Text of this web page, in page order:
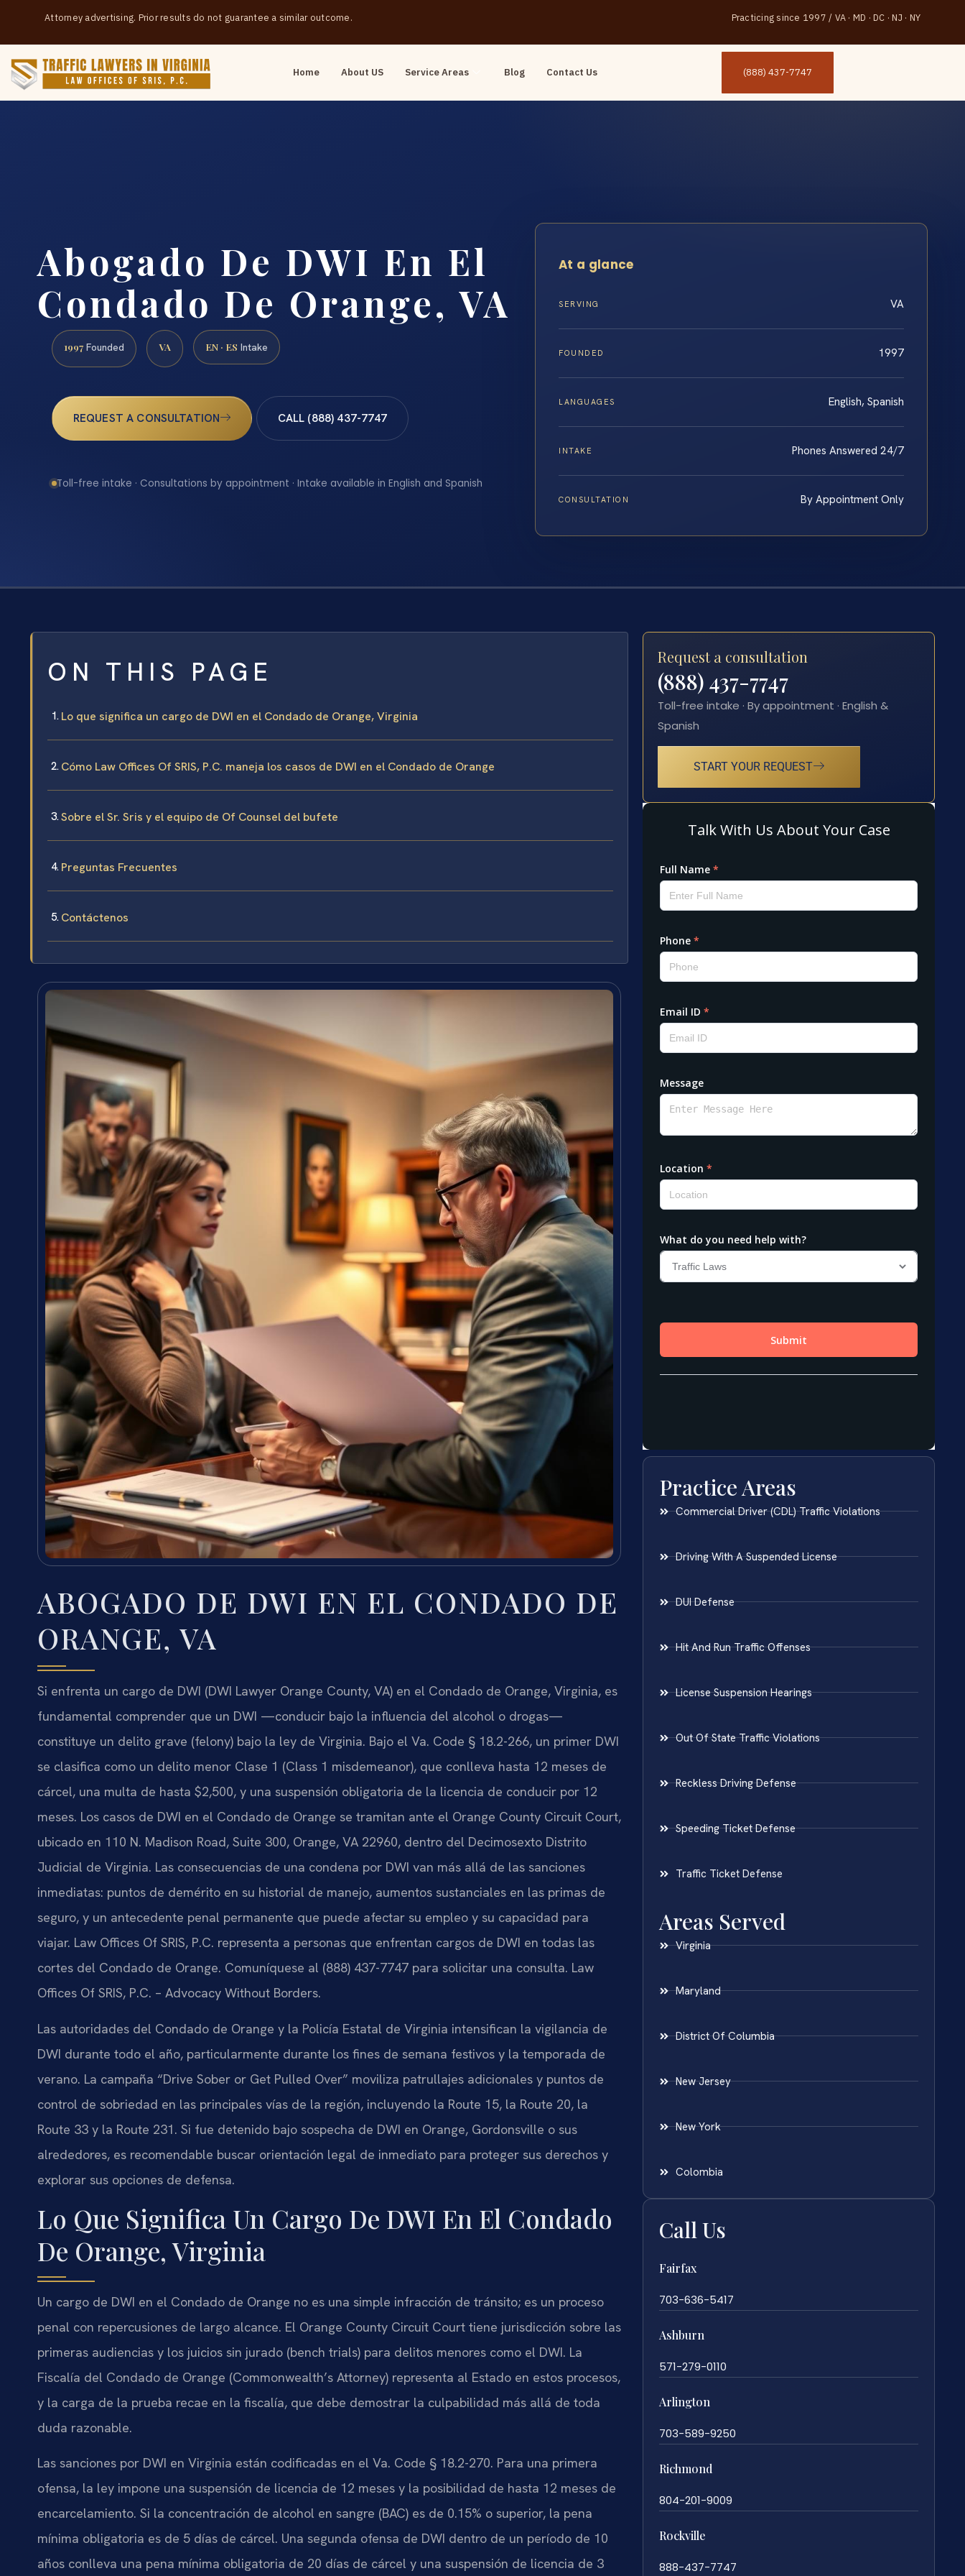
Attorney advertising. Prior results do not guarantee a similar outcome. Practicing since 1997 / VA · MD · DC · NJ · NY
Home About US Service Areas Blog Contact Us (888) 437-7747
Abogado De DWI En El
Condado De Orange, VA
1997 Founded VA EN · ES Intake
REQUEST A CONSULTATION CALL (888) 437-7747
Toll-free intake · Consultations by appointment · Intake available in English and Spanish
At a glance
SERVING VA
FOUNDED 1997
LANGUAGES English, Spanish
INTAKE Phones Answered 24/7
CONSULTATION By Appointment Only
ON THIS PAGE
Lo que significa un cargo de DWI en el Condado de Orange, Virginia
Cómo Law Offices Of SRIS, P.C. maneja los casos de DWI en el Condado de Orange
Sobre el Sr. Sris y el equipo de Of Counsel del bufete
Preguntas Frecuentes
Contáctenos
ABOGADO DE DWI EN EL CONDADO DE
ORANGE, VA
Si enfrenta un cargo de DWI (DWI Lawyer Orange County, VA) en el Condado de Orange, Virginia, es
fundamental comprender que un DWI —conducir bajo la influencia del alcohol o drogas—
constituye un delito grave (felony) bajo la ley de Virginia. Bajo el Va. Code § 18.2-266, un primer DWI
se clasifica como un delito menor Clase 1 (Class 1 misdemeanor), que conlleva hasta 12 meses de
cárcel, una multa de hasta $2,500, y una suspensión obligatoria de la licencia de conducir por 12
meses. Los casos de DWI en el Condado de Orange se tramitan ante el Orange County Circuit Court,
ubicado en 110 N. Madison Road, Suite 300, Orange, VA 22960, dentro del Decimosexto Distrito
Judicial de Virginia. Las consecuencias de una condena por DWI van más allá de las sanciones
inmediatas: puntos de demérito en su historial de manejo, aumentos sustanciales en las primas de
seguro, y un antecedente penal permanente que puede afectar su empleo y su capacidad para
viajar. Law Offices Of SRIS, P.C. representa a personas que enfrentan cargos de DWI en todas las
cortes del Condado de Orange. Comuníquese al (888) 437-7747 para solicitar una consulta. Law
Offices Of SRIS, P.C. – Advocacy Without Borders.
Las autoridades del Condado de Orange y la Policía Estatal de Virginia intensifican la vigilancia de
DWI durante todo el año, particularmente durante los fines de semana festivos y la temporada de
verano. La campaña “Drive Sober or Get Pulled Over” moviliza patrullajes adicionales y puntos de
control de sobriedad en las principales vías de la región, incluyendo la Route 15, la Route 20, la
Route 33 y la Route 231. Si fue detenido bajo sospecha de DWI en Orange, Gordonsville o sus
alrededores, es recomendable buscar orientación legal de inmediato para proteger sus derechos y
explorar sus opciones de defensa.
Lo Que Significa Un Cargo De DWI En El Condado
De Orange, Virginia
Un cargo de DWI en el Condado de Orange no es una simple infracción de tránsito; es un proceso
penal con repercusiones de largo alcance. El Orange County Circuit Court tiene jurisdicción sobre las
primeras audiencias y los juicios sin jurado (bench trials) para delitos menores como el DWI. La
Fiscalía del Condado de Orange (Commonwealth’s Attorney) representa al Estado en estos procesos,
y la carga de la prueba recae en la fiscalía, que debe demostrar la culpabilidad más allá de toda
duda razonable.
Las sanciones por DWI en Virginia están codificadas en el Va. Code § 18.2-270. Para una primera
ofensa, la ley impone una suspensión de licencia de 12 meses y la posibilidad de hasta 12 meses de
encarcelamiento. Si la concentración de alcohol en sangre (BAC) es de 0.15% o superior, la pena
mínima obligatoria es de 5 días de cárcel. Una segunda ofensa de DWI dentro de un período de 10
años conlleva una pena mínima obligatoria de 20 días de cárcel y una suspensión de licencia de 3
Request a consultation
(888) 437-7747
Toll-free intake · By appointment · English &
Spanish
START YOUR REQUEST
Practice Areas
Commercial Driver (CDL) Traffic Violations
Driving With A Suspended License
DUI Defense
Hit And Run Traffic Offenses
License Suspension Hearings
Out Of State Traffic Violations
Reckless Driving Defense
Speeding Ticket Defense
Traffic Ticket Defense
Areas Served
Virginia
Maryland
District Of Columbia
New Jersey
New York
Colombia
Call Us
Fairfax
703-636-5417
Ashburn
571-279-0110
Arlington
703-589-9250
Richmond
804-201-9009
Rockville
888-437-7747